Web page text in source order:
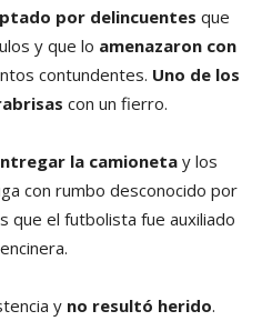
por delincuentes que
y que lo amenazaron con
contundentes. Uno de los
con un fierro.
la camioneta y los
con rumbo desconocido por
que el futbolista fue auxiliado
y no resultó herido.